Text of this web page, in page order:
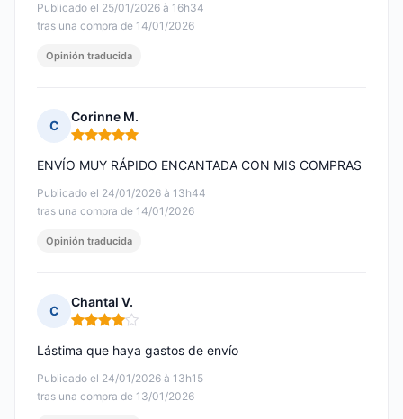
Publicado el 25/01/2026 à 16h34
tras una compra de 14/01/2026
Opinión traducida
C
Corinne M.
Nota: 5 de 5
Publicado el 24/01/2026 à 13h44
tras una compra de 14/01/2026
ENVÍO MUY RÁPIDO ENCANTADA CON MIS COMPRAS
Opinión traducida
C
Chantal V.
Nota: 4 de 5
Publicado el 24/01/2026 à 13h15
tras una compra de 13/01/2026
Lástima que haya gastos de envío